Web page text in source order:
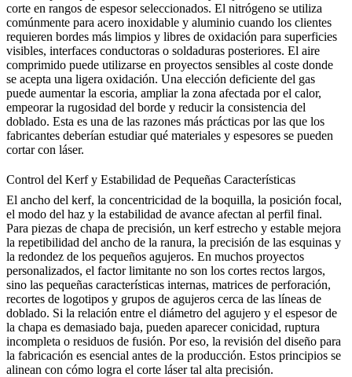
corte en rangos de espesor seleccionados. El nitrógeno se utiliza
comúnmente para acero inoxidable y aluminio cuando los clientes
requieren bordes más limpios y libres de oxidación para superficies
visibles, interfaces conductoras o soldaduras posteriores. El aire
comprimido puede utilizarse en proyectos sensibles al coste donde
se acepta una ligera oxidación. Una elección deficiente del gas
puede aumentar la escoria, ampliar la zona afectada por el calor,
empeorar la rugosidad del borde y reducir la consistencia del
doblado. Esta es una de las razones más prácticas por las que los
fabricantes deberían estudiarqué materiales y espesores se pueden
cortar con láser.
Control del Kerf y Estabilidad de Pequeñas Características
El ancho del kerf, la concentricidad de la boquilla, la posición focal,
el modo del haz y la estabilidad de avance afectan al perfil final.
Para piezas de chapa de precisión, un kerf estrecho y estable mejora
la repetibilidad del ancho de la ranura, la precisión de las esquinas y
la redondez de los pequeños agujeros. En muchos proyectos
personalizados, el factor limitante no son los cortes rectos largos,
sino las pequeñas características internas, matrices de perforación,
recortes de logotipos y grupos de agujeros cerca de las líneas de
doblado. Si la relación entre el diámetro del agujero y el espesor de
la chapa es demasiado baja, pueden aparecer conicidad, ruptura
incompleta o residuos de fusión. Por eso, la revisión del diseño para
la fabricación es esencial antes de la producción. Estos principios se
alinean con cómo logra el corte láser tal alta precisión.